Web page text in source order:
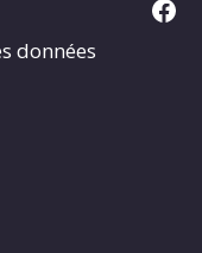
données